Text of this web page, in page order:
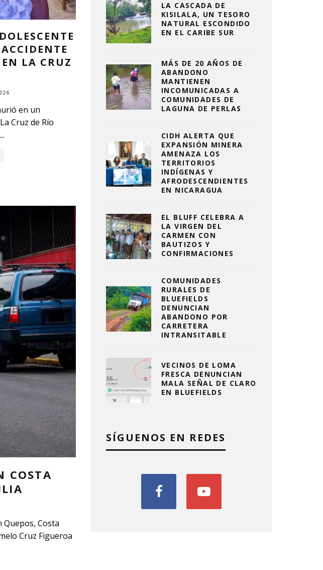
LA CRUZ
en un
Cruz de Río
...
COSTA
Costa
Cruz Figueroa
LA CASCADA DE
KISILALA, UN TESORO
NATURAL ESCONDIDO
EN EL CARIBE SUR
MÁS DE 20 AÑOS DE
ABANDONO
MANTIENEN
INCOMUNICADAS A
COMUNIDADES DE
LAGUNA DE PERLAS
CIDH ALERTA QUE
EXPANSIÓN MINERA
AMENAZA LOS
TERRITORIOS
INDÍGENAS Y
AFRODESCENDIENTES
EN NICARAGUA
EL BLUFF CELEBRA A
LA VIRGEN DEL
CARMEN CON
BAUTIZOS Y
CONFIRMACIONES
COMUNIDADES
RURALES DE
BLUEFIELDS
DENUNCIAN
ABANDONO POR
CARRETERA
INTRANSITABLE
VECINOS DE LOMA
FRESCA DENUNCIAN
MALA SEÑAL DE CLARO
EN BLUEFIELDS
SÍGUENOS EN REDES